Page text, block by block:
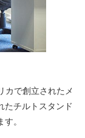
カで創立されたメ
たチルトスタンド
。